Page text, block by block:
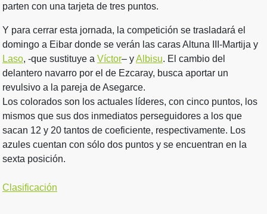
parten con una tarjeta de tres puntos.
Y para cerrar esta jornada, la competición se trasladará el
domingo a Eibar donde se verán las caras Altuna III-Martija y
Laso, -que sustituye a Víctor– yAlbisu. El cambio del
delantero navarro por el de Ezcaray, busca aportar un
revulsivo a la pareja de Asegarce.
Los colorados son los actuales líderes, con cinco puntos, los
mismos que sus dos inmediatos perseguidores a los que
sacan 12 y 20 tantos de coeficiente, respectivamente. Los
azules cuentan con sólo dos puntos y se encuentran en la
sexta posición.
Clasificación